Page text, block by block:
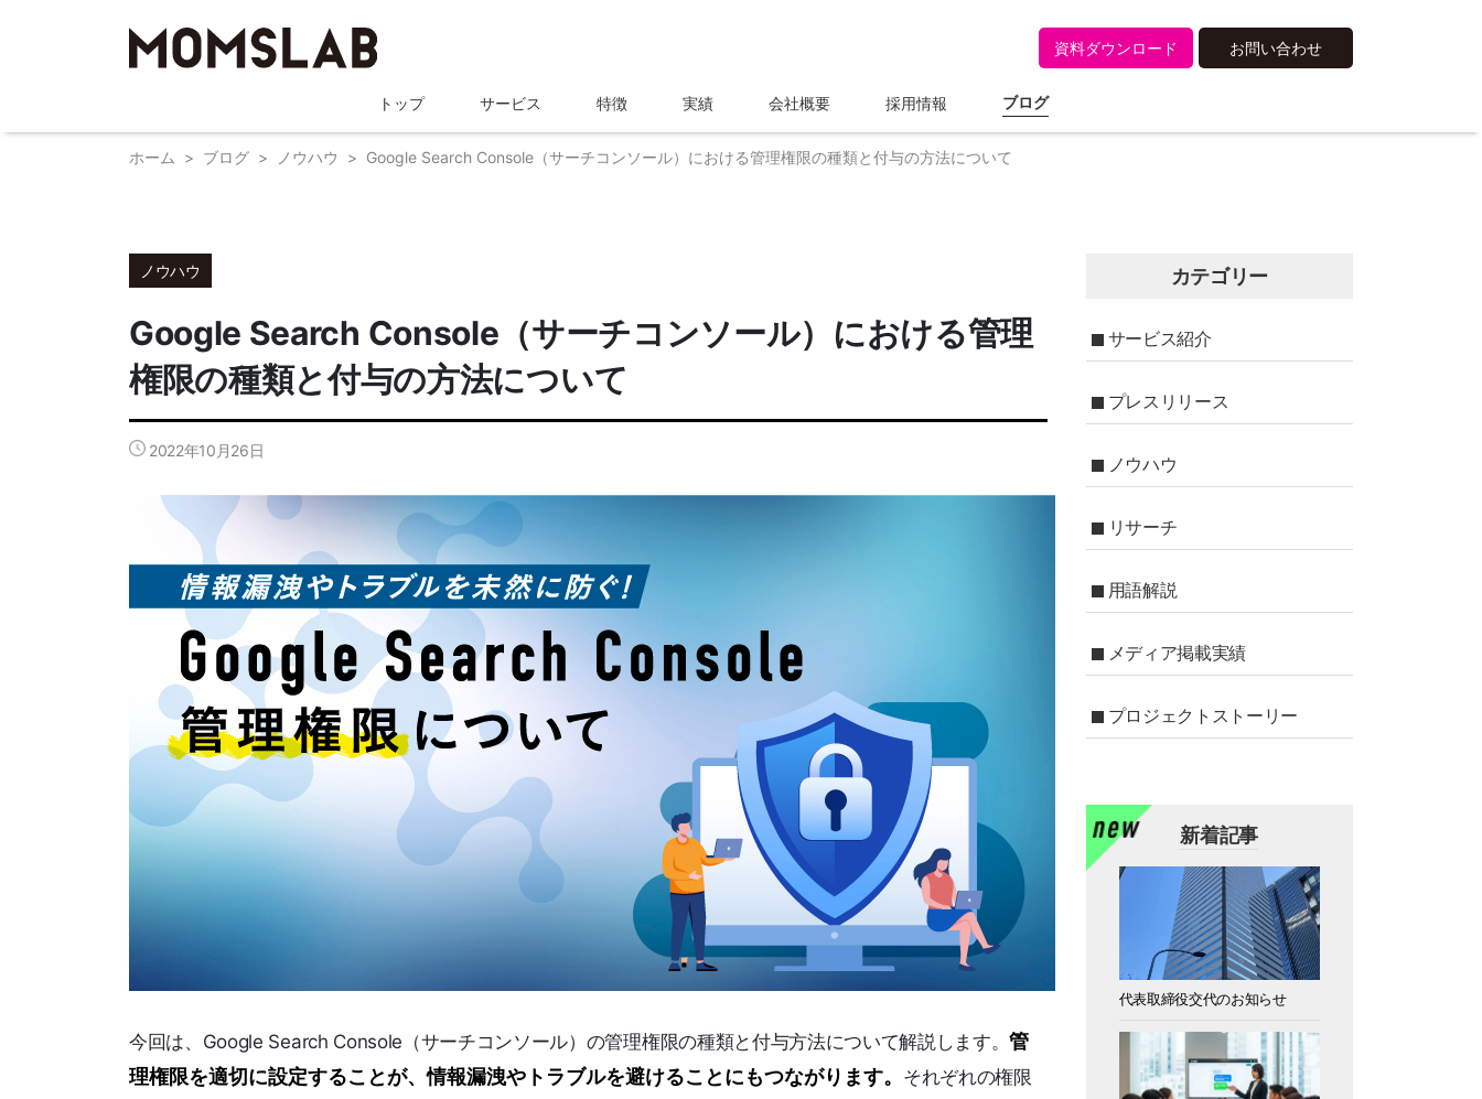
資料ダウンロード お問い合わせ
トップ サービス 特徴 実績 会社概要 採用情報 ブログ
ホーム ブログ ノウハウ Google Search Console（サーチコンソール）における管理権限の種類と付与の方法について
ノウハウ
Google Search Console（サーチコンソール）における管理
権限の種類と付与の方法について
2022年10月26日
今回は、Google Search Console（サーチコンソール）の管理権限の種類と付与方法について解説します。管
理権限を適切に設定することが、情報漏洩やトラブルを避けることにもつながります。 それぞれの権限
カテゴリー
サービス紹介
プレスリリース
ノウハウ
リサーチ
用語解説
メディア掲載実績
プロジェクトストーリー
新着記事
代表取締役交代のお知らせ